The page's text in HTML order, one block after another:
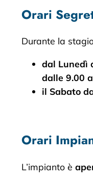
Orari
Durante la
dal Lunedì
dalle 9.00
il Sabato
Orari
L’impianto è